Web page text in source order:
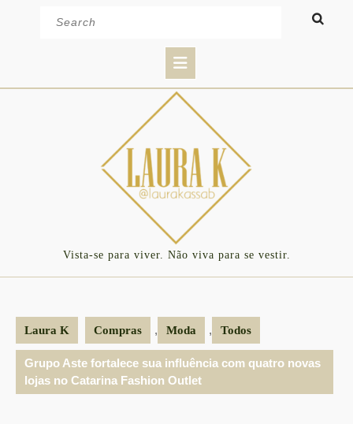
Button
Vista-se para viver. Não viva para se vestir.
Laura K Compras , Moda , Todos
Grupo Aste fortalece sua influência com quatro novas
lojas no Catarina Fashion Outlet